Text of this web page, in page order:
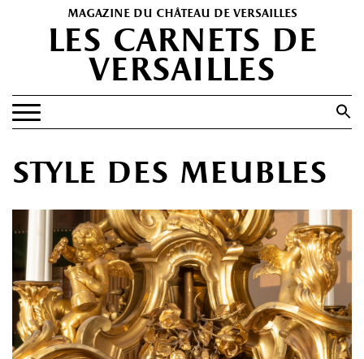
magazine du château de versailles
les carnets de
versailles
Search Button
PATRIMOINE
SPECTACLES
PORTFOLIOS
HISTOIRE(S)
LES +
ABONNEMENT GRATUIT AU MAGAZINE
style des meubles